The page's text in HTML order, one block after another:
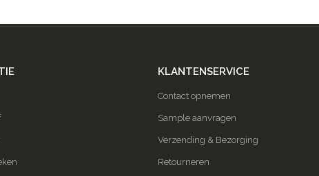
KLANTENSERVICE
Contact opnemen
Sample aanvragen
Verzending & Bezorging
Retourneren